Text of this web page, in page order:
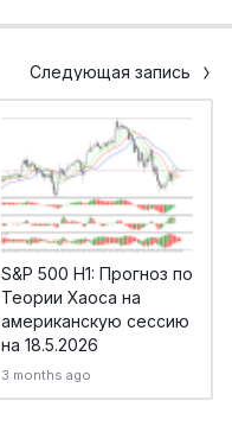
Следующая запись
S&P 500 H1: Прогноз по
Теории Хаоса на
американскую сессию
на 18.5.2026
3 months ago